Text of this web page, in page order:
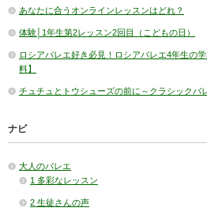
あなたに合うオンラインレッスンはどれ？
体験│1年生第2レッスン2回目（こどもの日）
ロシアバレエ好き必見！ロシアバレエ4年生の
料】
チュチュとトウシューズの前に～クラシックバ
ナビ
大人のバレエ
1 多彩なレッスン
2 生徒さんの声